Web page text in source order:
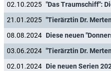
02.10.2025
21.01.2025
08.08.2024
03.06.2024
02.01.2024